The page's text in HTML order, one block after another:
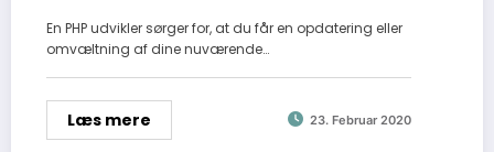
En PHP udvikler sørger for, at du får en opdatering eller
omvæltning af dine nuværende…
Læs mere 23. Februar 2020